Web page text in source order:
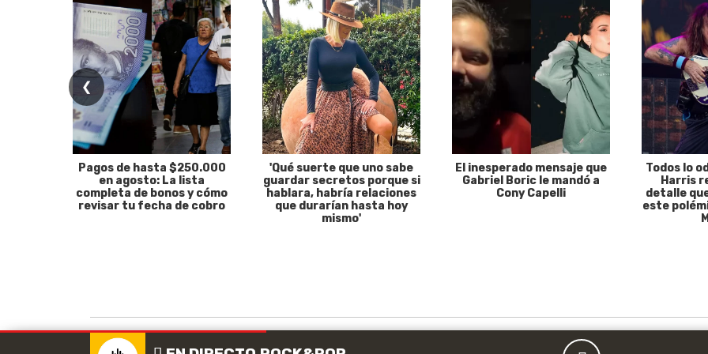
❮
Pagos de hasta $250.000
en agosto: La lista
completa de bonos y cómo
revisar tu fecha de cobro
'Qué suerte que uno sabe
guardar secretos porque si
hablara, habría relaciones
que durarían hasta hoy
mismo'
El inesperado mensaje que
Gabriel Boric le mandó a
Cony Capelli
Todos lo
Harris
detalle
este